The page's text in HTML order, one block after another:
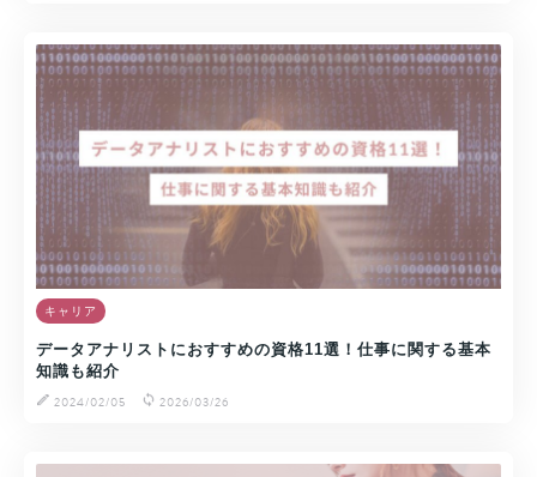
キャリア
データアナリストにおすすめの資格11選！仕事に関する基本
知識も紹介
2024/02/05
2026/03/26